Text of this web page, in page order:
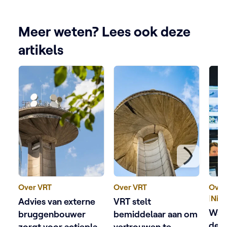
Meer weten? Lees ook deze
artikels
Over VRT
Advies van externe
bruggenbouwer
Over VRT
VRT stelt
bemiddelaar aan om
Over
|